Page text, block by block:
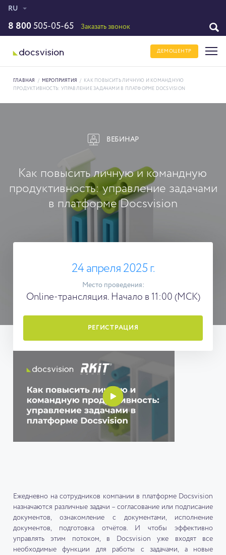
RU
8 800 505-05-65 Заказать звонок
ДЕМОЦЕНТР
ГЛАВНАЯ / МЕРОПРИЯТИЯ /
КАК ПОВЫСИТЬ ЛИЧНУЮ И КОМАНДНУЮ
ПРОДУКТИВНОСТЬ: УПРАВЛЕНИЕ ЗАДАЧАМИ В ПЛАТФОРМЕ DOCSVISION
ВЕБИНАР
Как повысить личную и командную
продуктивность: управление задачами
в платформе Docsvision
24 апреля 2025 г.
Место проведения:
Online-трансляция. Начало в 11:00 (МСК)
РЕГИСТРАЦИЯ
Ежедневно на сотрудников компании в платформе Docsvision
назначаются различные задачи – согласование или подписание
документов, ознакомление с документами, исполнение
документов, подготовка отчётов. И чтобы эффективно
управлять этим потоком, в Docsvision уже входят все
необходимые функции для работы с задачами, а новые